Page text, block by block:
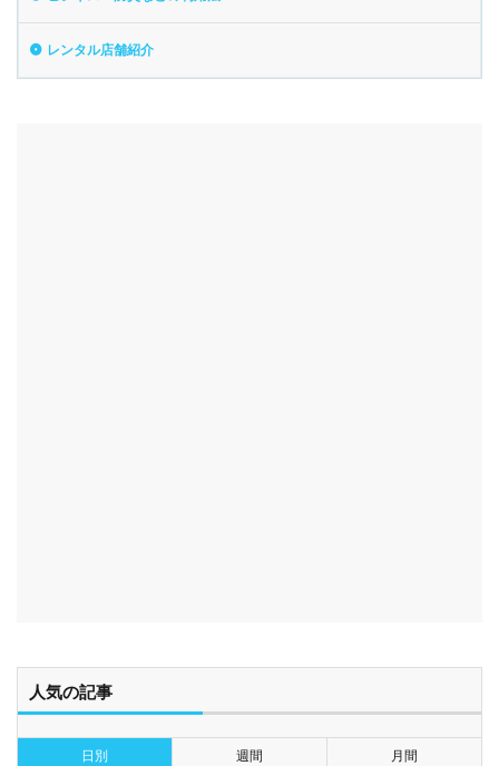
レンタル店舗紹介
人気の記事
日別 週間 月間